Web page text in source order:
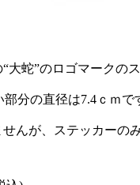
大蛇”のロゴマークの
分の直径は7.4ｃｍで
んが、ステッカーの